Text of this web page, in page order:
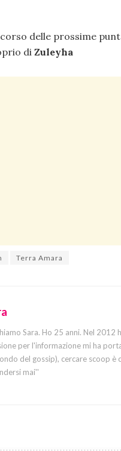
delle prossime
di Zuleyha
Terra Amara
Sara. Ho 25 anni. Nel 2012
per l'informazione mi ha
del gossip), cercare scoop
mai''